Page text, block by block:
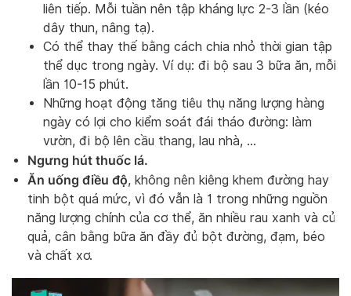
liên tiếp. Mỗi tuần nên tập kháng lực 2-3 lần (kéo
dây thun, nâng tạ).
Có thể thay thế bằng cách chia nhỏ thời gian tập
thể dục trong ngày. Ví dụ: đi bộ sau 3 bữa ăn, mỗi
lần 10-15 phút.
Những hoạt động tăng tiêu thụ năng lượng hàng
ngày có lợi cho kiểm soát đái tháo đường: làm
vườn, đi bộ lên cầu thang, lau nhà, …
Ngưng hút thuốc lá.
Ăn uống điều độ, không nên kiêng khem đường hay
tinh bột quá mức, vì đó vẫn là 1 trong những nguồn
năng lượng chính của cơ thể, ăn nhiều rau xanh và củ
quả, cân bằng bữa ăn đầy đủ bột đường, đạm, béo
và chất xơ.